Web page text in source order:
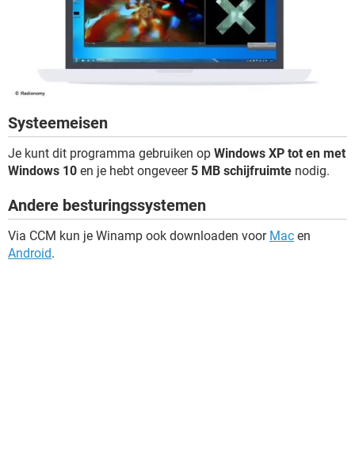
Systeemeisen
Je kunt dit programma gebruiken op Windows XP tot en met
Windows 10 en je hebt ongeveer 5 MB schijfruimte nodig.
Andere besturingssystemen
Via CCM kun je Winamp ook downloaden voor Mac en
Android.